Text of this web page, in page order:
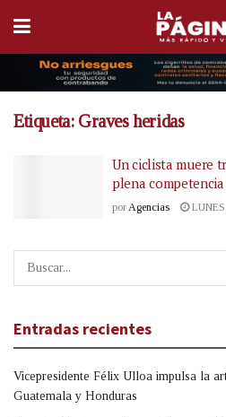
Etiqueta: Graves heridas
Un ciclista muere
plena
por Agencias
Entradas recientes
Vicepresidente Félix Ulloa impulsa la
Guatemala y Honduras